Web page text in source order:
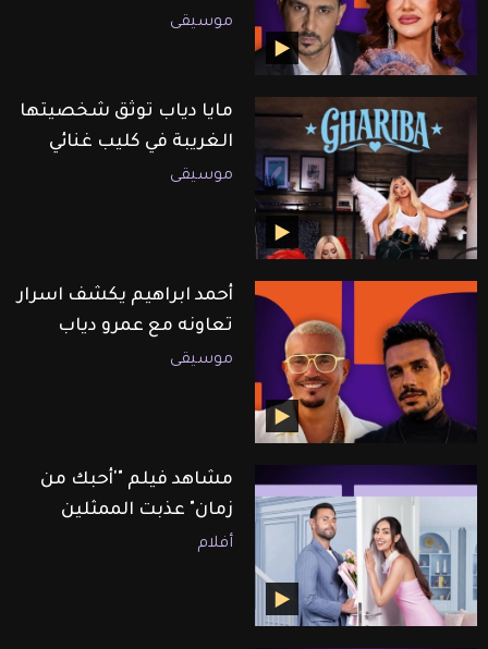
موسيقى
مايا دياب توثق شخصيتها
الغريبة في كليب غنائي
موسيقى
أحمد ابراهيم يكشف اسرار
تعاونه مع عمرو دياب
موسيقى
مشاهد فيلم "'أحبك من
زمان" عذبت الممثلين
أفلام